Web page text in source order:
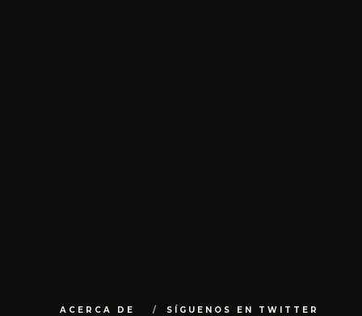
ACERCA DE SÍGUENOS EN TWITTER